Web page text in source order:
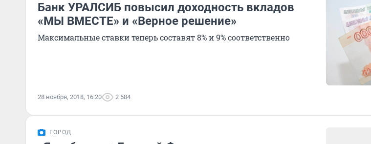
Банк УРАЛСИБ повысил доходность вкладов
«МЫ ВМЕСТЕ» и «Верное решение»
Максимальные ставки теперь составят 8% и 9% соответственно
28 ноября, 2018, 16:20 2 584
ГОРОД